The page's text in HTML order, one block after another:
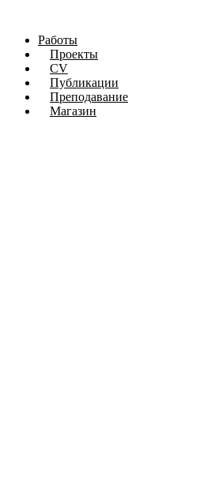
Работы
Проекты
CV
Публикации
Преподавание
Магазин